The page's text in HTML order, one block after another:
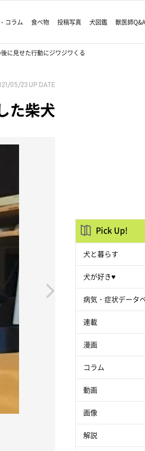
コラム 食べ物 投稿写真 犬図鑑 獣医師Q&A
に見せた行動にジワジワくる
05/23 UP DATE
た柴犬
Pick Up!
犬と暮らす
犬が好き♥
病気・症状データ
連載
漫画
コラム
動画
画像
解説